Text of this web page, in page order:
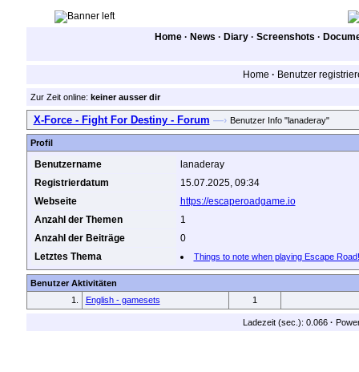
Home · News · Diary · Screenshots ·
Home · Benutzer
Zur Zeit online: keiner ausser dir
X-Force - Fight For Destiny - Forum —› Benutzer Info "lanaderay"
Profil
Benutzername
lanaderay
Registrierdatum
15.07.2025, 09:34
Webseite
https://escaperoadgame.io
Anzahl der Themen
1
Anzahl der Beiträge
0
Letztes Thema
Things to note when playing Escape Road!
Benutzer Aktivitäten
1.
English - gamesets 1
Ladezeit (sec.): 0.066 ·